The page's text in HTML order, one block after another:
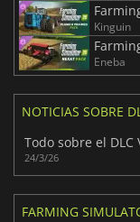
Kinguin
Eneba
NOTICIAS SOBRE
24/3/26
FARMING